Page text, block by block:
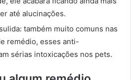
até alucinações.
também muito comuns nas
remédio, esses anti-
sérias intoxicações nos pets.